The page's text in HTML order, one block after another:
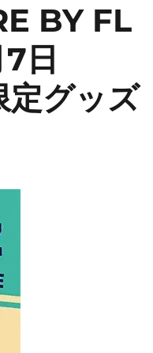
BY FL
日
定グッズ